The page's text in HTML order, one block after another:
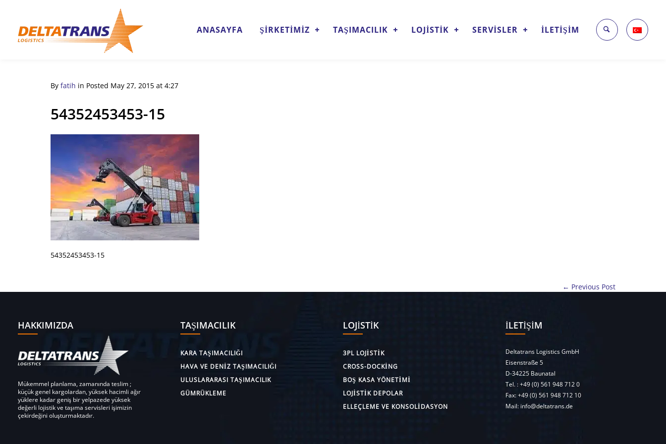
ANASAYFA ŞİRKETİMİZ TAŞIMACILIK LOJİSTİK SERVİSLER İLETİŞİM
By fatih in Posted May 27, 2015 at 4:27
54352453453-15
54352453453-15
← Previous Post
HAKKIMIZDA
Mükemmel planlama, zamanında teslim ;
küçük genel kargolardan, yüksek hacimli ağır
yüklere kadar geniş bir yelpazede yüksek
değerli lojistik ve taşıma servisleri işimizin
çekirdeğini oluşturmaktadır.
TAŞIMACILIK
KARA TAŞIMACILIĞI
HAVA VE DENIZ TAŞIMACILIĞI
ULUSLARARASI TAŞIMACILIK
GÜMRÜKLEME
LOJISTIK
3PL LOJISTIK
CROSS-DOCKING
BOŞ KASA YÖNETIMI
LOJISTIK DEPOLAR
ELLEÇLEME VE KONSOLIDASYON
İLETIŞIM
Deltatrans Logistics GmbH
Eisenstraße 5
D-34225 Baunatal
Tel. :+49 (0) 561 948 712 0
Fax: +49 (0) 561 948 712 10
Mail: info@deltatrans.de